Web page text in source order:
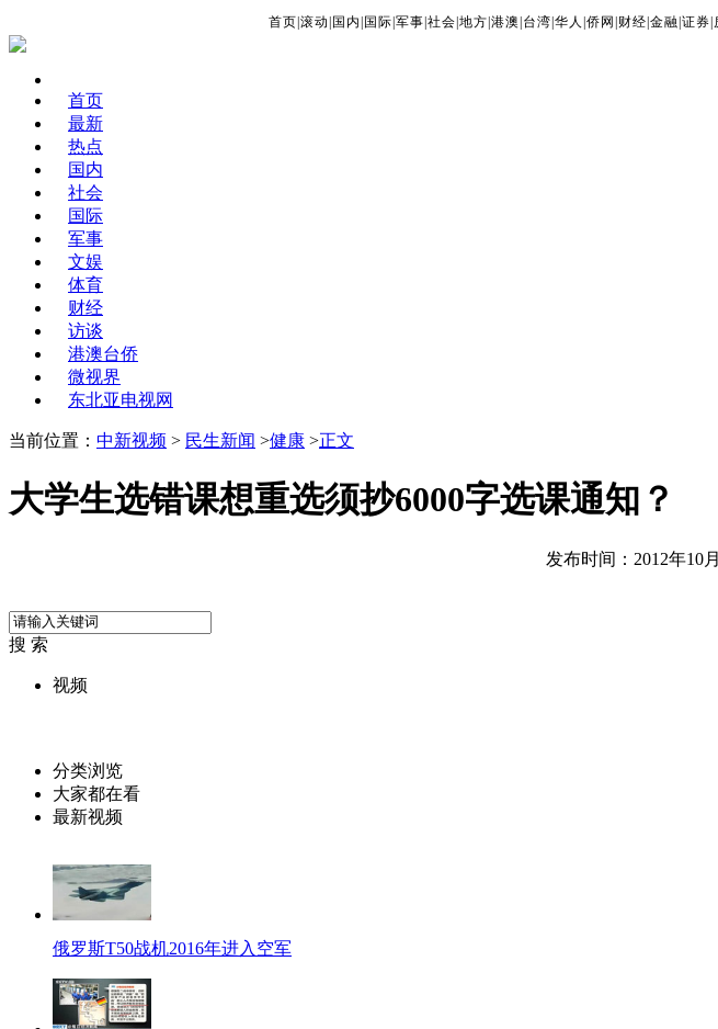
首页 滚动 国内 国际 军事 社会 地方 港澳 台湾 华人 侨网 财经 金融 证券
首页
最新
热点
国内
社会
国际
军事
文娱
体育
财经
访谈
港澳台侨
微视界
东北亚电视网
当前位置： 中新视频 > 民生新闻 >健康 >正文
大学生选错课想重选须抄6000字选课通知？
发布时间：2012年10
搜 索
视频
分类浏览
大家都在看
最新视频
俄罗斯T50战机2016年进入空军